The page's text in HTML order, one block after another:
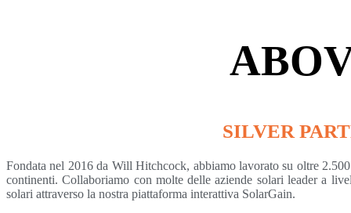
SILVER
Fondata nel 2016 da Will Hitchcock, abbiamo lavorato su oltre
continenti. Collaboriamo con molte delle aziende solari leader a
solari attraverso la nostra piattaforma interattiva SolarGain.